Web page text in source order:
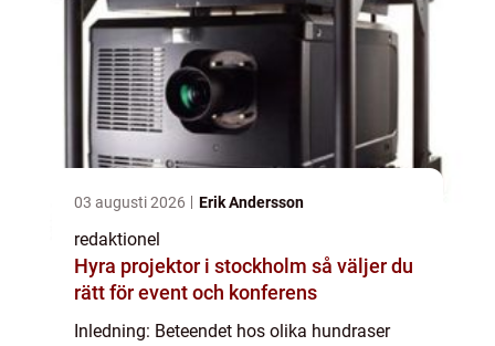
03 augusti 2026 Erik Andersson
redaktionel
Hyra projektor i stockholm så väljer du
rätt för event och konferens
Inledning: Beteendet hos olika hundraser